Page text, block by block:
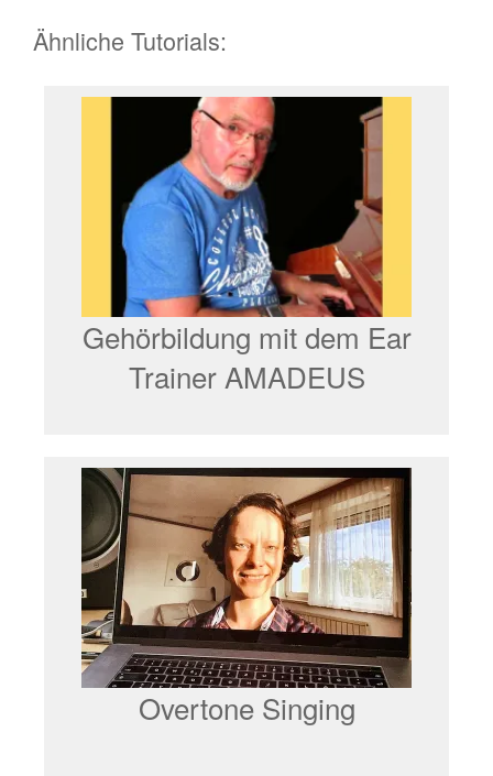
Ähnliche Tutorials:
Gehörbildung mit dem Ear
Trainer AMADEUS
Overtone Singing